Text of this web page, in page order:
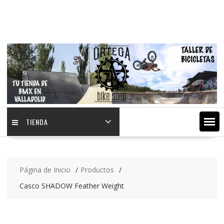
TIENDA
Página de Inicio
Productos
Casco SHADOW Feather Weight